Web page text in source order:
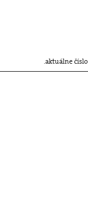
aktuálne číslo